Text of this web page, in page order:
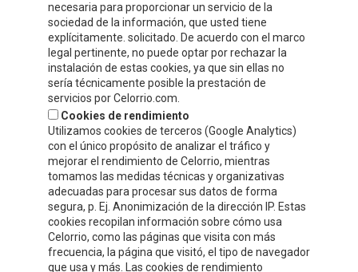
necesaria para proporcionar un servicio de la
sociedad de la información, que usted tiene
explícitamente. solicitado. De acuerdo con el marco
legal pertinente, no puede optar por rechazar la
instalación de estas cookies, ya que sin ellas no
sería técnicamente posible la prestación de
servicios por Celorrio.com.
Cookies de rendimiento
Utilizamos cookies de terceros (Google Analytics)
con el único propósito de analizar el tráfico y
mejorar el rendimiento de Celorrio, mientras
tomamos las medidas técnicas y organizativas
adecuadas para procesar sus datos de forma
segura, p. Ej. Anonimización de la dirección IP. Estas
cookies recopilan información sobre cómo usa
Celorrio, como las páginas que visita con más
frecuencia, la página que visitó, el tipo de navegador
que usa y más. Las cookies de rendimiento
¡ESCRÍBENOS!
Aceptola política de protección de datos y privacidad
Autorizo el envío de información y promociones que puedan ser de